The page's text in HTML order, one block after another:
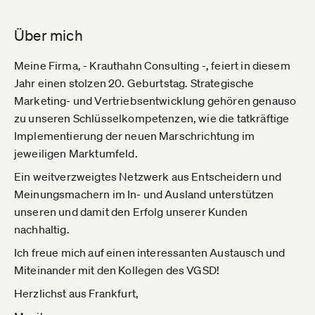
Über mich
Meine Firma, - Krauthahn Consulting -, feiert in diesem
Jahr einen stolzen 20. Geburtstag. Strategische
Marketing- und Vertriebsentwicklung gehören genauso
zu unseren Schlüsselkompetenzen, wie die tatkräftige
Implementierung der neuen Marschrichtung im
jeweiligen Marktumfeld.
Ein weitverzweigtes Netzwerk aus Entscheidern und
Meinungsmachern im In- und Ausland unterstützen
unseren und damit den Erfolg unserer Kunden
nachhaltig.
Ich freue mich auf einen interessanten Austausch und
Miteinander mit den Kollegen des VGSD!
Herzlichst aus Frankfurt,